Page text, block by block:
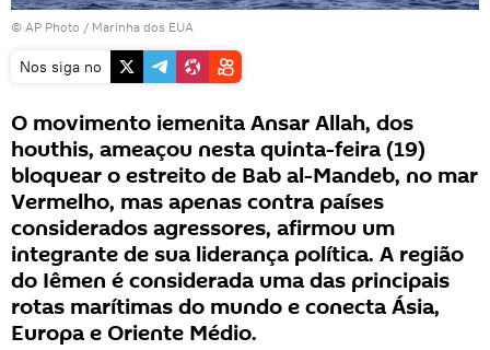
© AP Photo / Marinha dos EUA
Nos siga no
O movimento iemenita Ansar Allah, dos
houthis, ameaçou nesta quinta-feira (19)
bloquear o estreito de Bab al-Mandeb, no mar
Vermelho, mas apenas contra países
considerados agressores, afirmou um
integrante de sua liderança política. A região
do Iêmen é considerada uma das principais
rotas marítimas do mundo e conecta Ásia,
Europa e Oriente Médio.